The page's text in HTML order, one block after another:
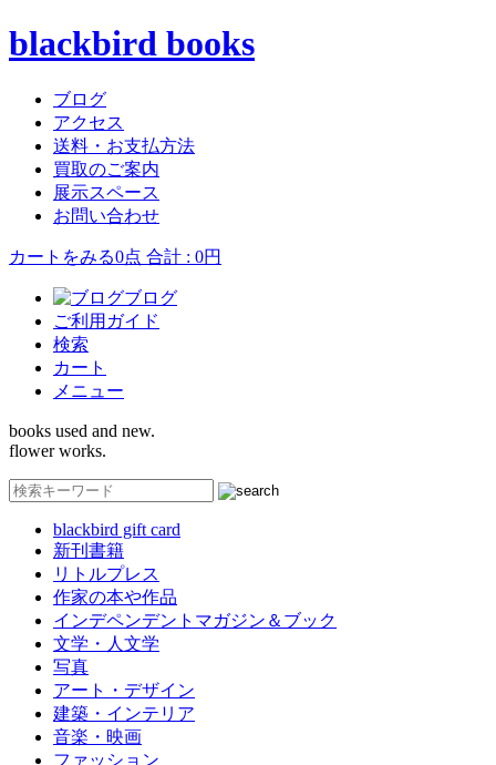
blackbird books
ブログ
アクセス
送料・お支払方法
買取のご案内
展示スペース
お問い合わせ
カートをみる0点 合計 : 0円
ブログ
ご利用ガイド
検索
カート
メニュー
books used and new.
flower works.
blackbird gift card
新刊書籍
リトルプレス
作家の本や作品
インデペンデントマガジン＆ブック
文学・人文学
写真
アート・デザイン
建築・インテリア
音楽・映画
ファッション